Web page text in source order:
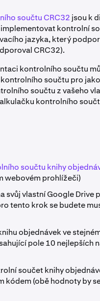
součtu CRC32 jsou k
kontrolní
jazyka, který
CRC32).
kontrolního součtu
součtu pro
součtu z vašeho
kontrolního
součtu knihy
webovém prohlížeči)
svůj vlastní Google Drive
tento krok se budete
objednávek ve
pole 10 nejlepších
součet knihy
kódem (obě hodnoty by